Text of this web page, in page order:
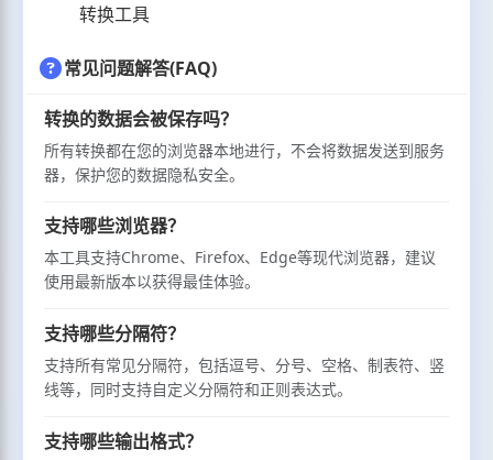
转换工具
常见问题解答(FAQ)
转换的数据会被保存吗？
所有转换都在您的浏览器本地进行，不会将数据发送到服务
器，保护您的数据隐私安全。
支持哪些浏览器？
本工具支持Chrome、Firefox、Edge等现代浏览器，建议
使用最新版本以获得最佳体验。
支持哪些分隔符？
支持所有常见分隔符，包括逗号、分号、空格、制表符、竖
线等，同时支持自定义分隔符和正则表达式。
支持哪些输出格式？